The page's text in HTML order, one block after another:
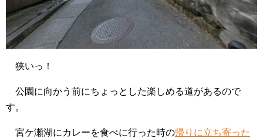
狭いっ！
公園に向かう前にちょっとした楽しめる道があるので
す。
宮ケ瀬湖にカレーを食べに行った時の帰りに立ち寄った